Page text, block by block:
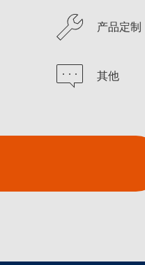
产品定制
其他